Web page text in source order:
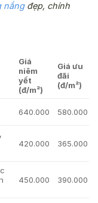
nắngđẹp, chính
Giá
niêm
yết
(đ/m²)
Giá ưu
đãi
(đ/m²)
640.000 580.000
420.000 365.000
450.000 390.000